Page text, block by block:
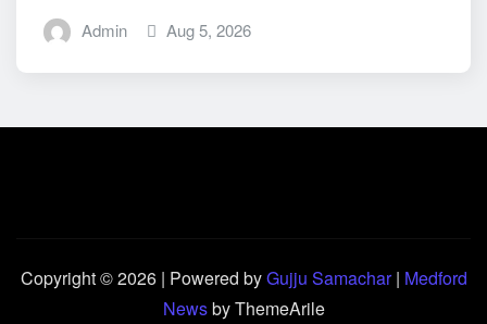
Admin Aug 5, 2026
Copyright © 2026 | Powered byGujju Samachar | Medford
Newsby ThemeArile